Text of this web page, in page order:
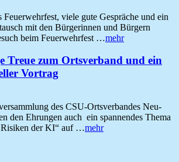
Feuerwehrfest, viele gute Gespräche und ein
mit den Bürgerinnen und Bürgern
beim Feuerwehrfest …mehr
Treue zum Ortsverband und ein
Vortrag
des CSU-Ortsverbandes Neu-
den Ehrungen auch ein spannendes Thema
Risiken der KI“ auf …mehr